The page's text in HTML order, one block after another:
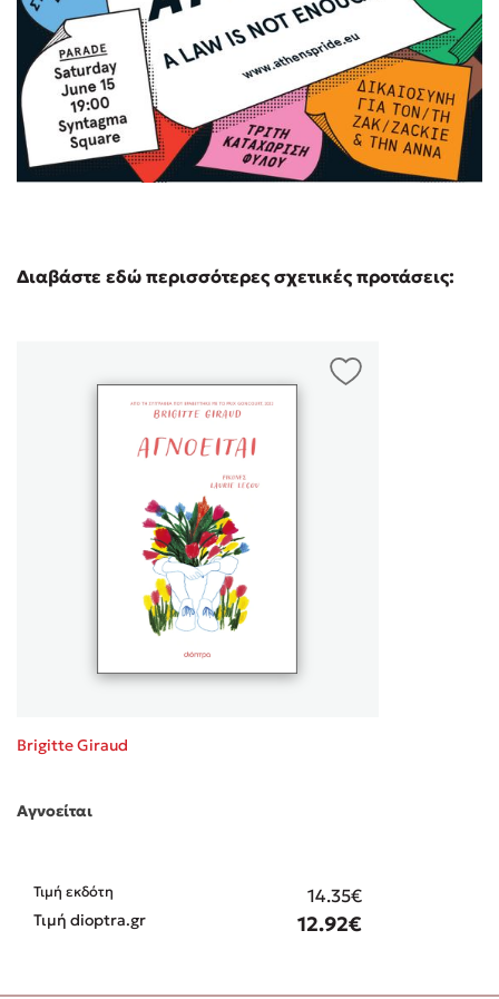
Διαβάστε εδώ περισσότερες σχετικές προτάσεις:
Brigitte Giraud
Αγνοείται
Τιμή εκδότη 14.35€
Τιμή dioptra.gr 12.92€